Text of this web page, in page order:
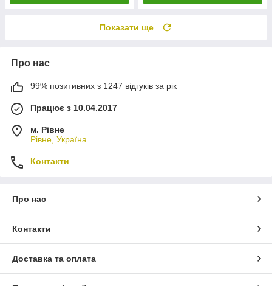
Показати ще
Про нас
99% позитивних з 1247 відгуків за рік
Працює з 10.04.2017
м. Рівне
Рівне, Україна
Контакти
Про нас
Контакти
Доставка та оплата